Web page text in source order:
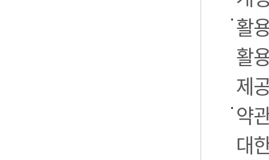
활
활
제
약
대